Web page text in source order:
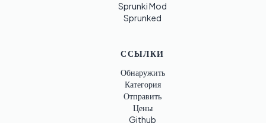
Sprunki Mod
Sprunked
ССЫЛКИ
Обнаружить
Категория
Отправить
Цены
Github